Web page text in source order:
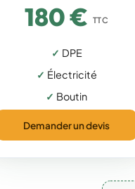
180 € TTC
DPE
Électricité
Boutin
Demander un devis